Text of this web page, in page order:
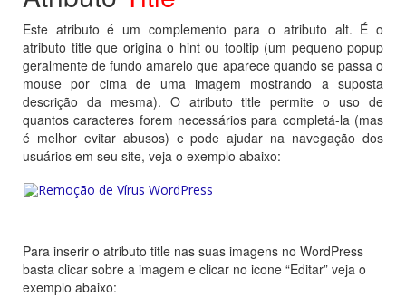
Este atributo é um complemento para o atributo alt. É o
atributo title que origina o hint ou tooltip (um pequeno popup
geralmente de fundo amarelo que aparece quando se passa o
mouse por cima de uma imagem mostrando a suposta
descrição da mesma). O atributo title permite o uso de
quantos caracteres forem necessários para completá-la (mas
é melhor evitar abusos) e pode ajudar na navegação dos
usuários em seu site, veja o exemplo abaixo:
Para inserir o atributo title nas suas imagens no WordPress
basta clicar sobre a imagem e clicar no icone “Editar” veja o
exemplo abaixo: